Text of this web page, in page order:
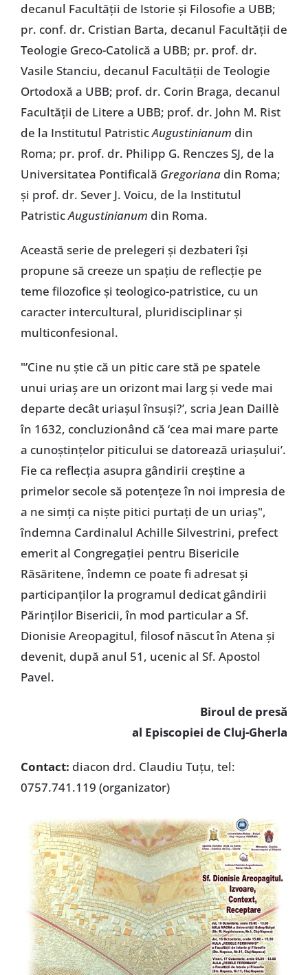
decanul Facultăţii de Istorie şi Filosofie a UBB;
pr. conf. dr. Cristian Barta, decanul Facultăţii de
Teologie Greco-Catolică a UBB; pr. prof. dr.
Vasile Stanciu, decanul Facultăţii de Teologie
Ortodoxă a UBB; prof. dr. Corin Braga, decanul
Facultăţii de Litere a UBB; prof. dr. John M. Rist
de la Institutul PatristicAugustinianum din
Roma; pr. prof. dr. Philipp G. Renczes SJ, de la
Universitatea Pontificală Gregorianadin Roma;
şi prof. dr. Sever J. Voicu, de la Institutul
PatristicAugustinianum din Roma.
Această serie de prelegeri şi dezbateri îşi
propune să creeze un spaţiu de reflecţie pe
teme filozofice şi teologico-patristice, cu un
caracter intercultural, pluridisciplinar şi
multiconfesional.
"’Cine nu ştie că un pitic care stă pe spatele
unui uriaş are un orizont mai larg şi vede mai
departe decât uriaşul însuşi?’, scria Jean Daillè
în 1632, concluzionând că ‘cea mai mare parte
a cunoştinţelor piticului se datorează uriaşului’.
Fie ca reflecţia asupra gândirii creştine a
primelor secole să potenţeze în noi impresia de
a ne simţi ca nişte pitici purtaţi de un uriaş",
îndemna Cardinalul Achille Silvestrini, prefect
emerit al Congregaţiei pentru Bisericile
Răsăritene, îndemn ce poate fi adresat şi
participanţilor la programul dedicat gândirii
Părinţilor Bisericii, în mod particular a Sf.
Dionisie Areopagitul, filosof născut în Atena şi
devenit, după anul 51, ucenic al Sf. Apostol
Pavel.
Biroul de presă
al Episcopiei de Cluj-Gherla
Contact: diacon drd. Claudiu Tuţu, tel:
0757.741.119 (organizator)